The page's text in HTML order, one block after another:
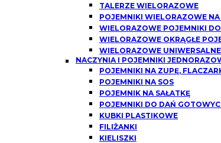
TALERZE WIELORAZOWE
POJEMNIKI WIELORAZOWE NA
WIELORAZOWE POJEMNIKI
WIELORAZOWE OKRĄGŁE
WIELORAZOWE
NACZYNIA I POJEMNIKI
POJEMNIKI NA ZUPĘ,
POJEMNIKI NA SOS
POJEMNIK NA SAŁATKĘ
POJEMNIKI DO DAŃ
KUBKI PLASTIKOWE
FILIŻANKI
KIELISZKI